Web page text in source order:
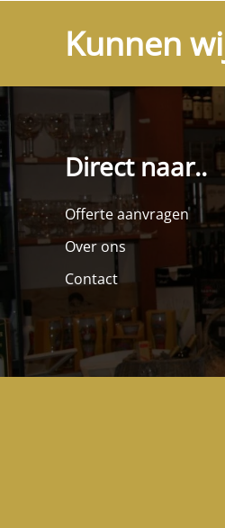
Kunnen
Direct naar..
Offerte aanvragen
Over ons
Contact